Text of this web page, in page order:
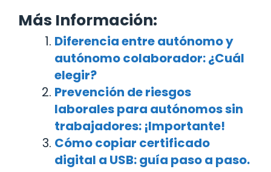
Más Información:
Diferencia entre autónomo y
autónomo colaborador: ¿Cuál
elegir?
Prevención de riesgos
laborales para autónomos sin
trabajadores: ¡Importante!
Cómo copiar certificado
digital a USB: guía paso a paso.